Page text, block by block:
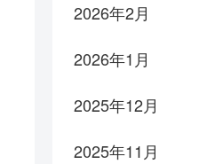
2026年2月
2026年1月
2025年12月
2025年11月